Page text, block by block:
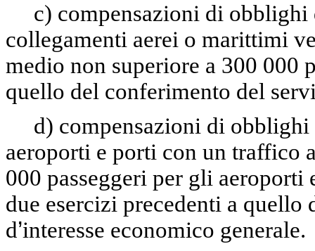
c) compensazioni di
collegamenti aerei o marittimi
medio non superiore a 300 000
quello del conferimento del
d) compensazioni di
aeroporti e porti con un traffico
000 passeggeri per gli aeroporti
due esercizi precedenti a
d’interesse economico generale.